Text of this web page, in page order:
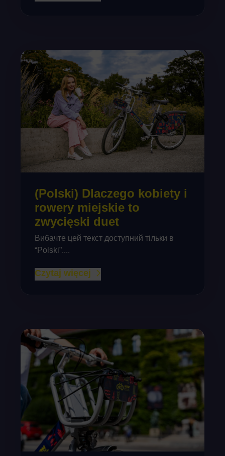
(Polski) Dlaczego kobiety i
rowery miejskie to
zwycięski duet
Вибачте цей текст доступний тільки в
“Polski”....
Czytaj więcej